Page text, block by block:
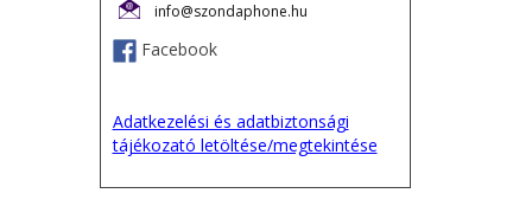
info@szondaphone.hu
Facebook
Adatkezelési és adatbiztonsági
tájékozató letöltése/megtekintése